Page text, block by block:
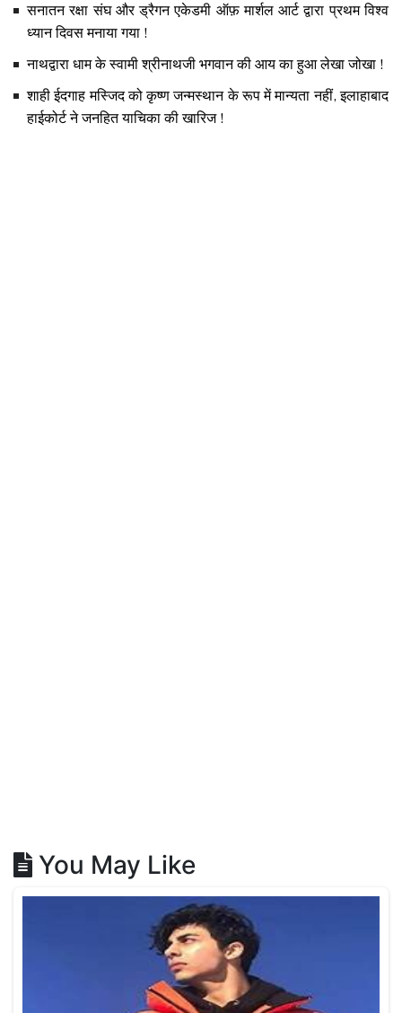
सनातन रक्षा संघ और ड्रैगन एकेडमी ऑफ़ मार्शल आर्ट द्वारा प्रथम विश्व
ध्यान दिवस मनाया गया !
नाथद्वारा धाम के स्वामी श्रीनाथजी भगवान की आय का हुआ लेखा जोखा !
शाही ईदगाह मस्जिद को कृष्ण जन्मस्थान के रूप में मान्यता नहीं, इलाहाबाद
हाईकोर्ट ने जनहित याचिका की खारिज !
You May Like